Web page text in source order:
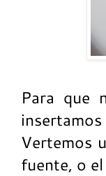
Para que
Vertemos
fuente, o